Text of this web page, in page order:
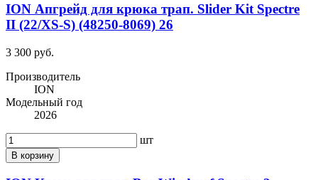
ION Апгрейд для крюка трап. Slider Kit Spectre
II (22/XS-S) (48250-8069) 26
3 300 руб.
Производитель
ION
Модельный год
2026
шт
В корзину